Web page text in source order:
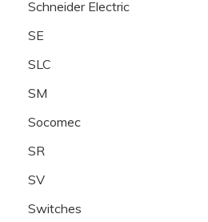
Schneider Electric
SE
SLC
SM
Socomec
SR
SV
Switches